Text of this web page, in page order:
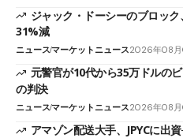
ジャック・ドーシーのブロッ
31%減
ニュースマーケットニュース2026年08月
元警官が10代から35万ドルの
の判決
ニュースマーケットニュース2026年08月
アマゾン配送大手、JPYCに出